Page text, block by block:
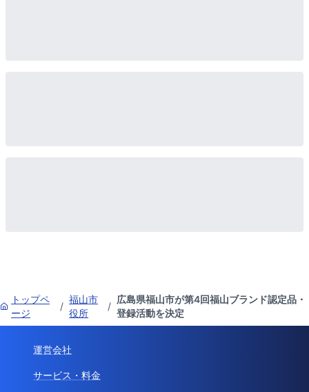
トップペ
ージ
/
福山市
役所
/
広島県福山市が第4回福山ブランド認定品・
登録活動を決定
運営会社
サービス・料金